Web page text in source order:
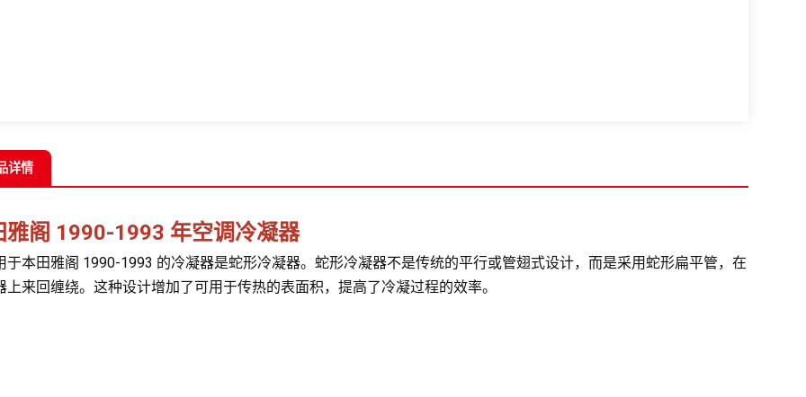
详情
雅阁 1990-1993 年空调冷凝器
于本田雅阁 1990-1993 的冷凝器是蛇形冷凝器。蛇形冷凝器不是传统的平行或管翅式设计，而是采用蛇形扁平管，在
上来回缠绕。这种设计增加了可用于传热的表面积，提高了冷凝过程的效率。